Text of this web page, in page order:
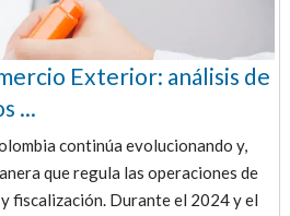
Exterior: análisis de
...
continúa evolucionando y,
que regula las operaciones de
fiscalización. Durante el 2024 y el